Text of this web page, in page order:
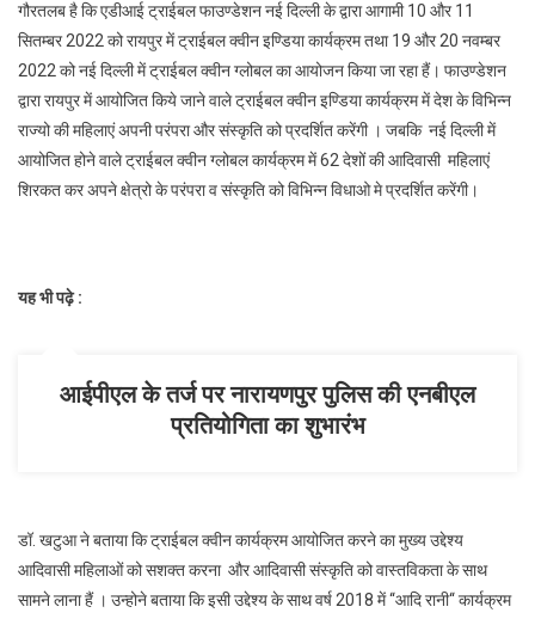
गौरतलब है कि एडीआई ट्राईबल फाउण्डेशन नई दिल्ली के द्वारा आगामी 10 और 11
सितम्बर 2022 को रायपुर में ट्राईबल क्वीन इण्डिया कार्यक्रम तथा 19 और 20 नवम्बर
2022 को नई दिल्ली में ट्राईबल क्वीन ग्लोबल का आयोजन किया जा रहा हैं। फाउण्डेशन
द्वारा रायपुर में आयोजित किये जाने वाले ट्राईबल क्वीन इण्डिया कार्यक्रम में देश के विभिन्न
राज्यो की महिलाएं अपनी परंपरा और संस्कृति को प्रदर्शित करेंगी । जबकि नई दिल्ली में
आयोजित होने वाले ट्राईबल क्वीन ग्लोबल कार्यक्रम में 62 देशों की आदिवासी महिलाएं
शिरकत कर अपने क्षेत्रो के परंपरा व संस्कृति को विभिन्न विधाओ मे प्रदर्शित करेंगी।
यह भी पढ़े :
आईपीएल के तर्ज पर नारायणपुर पुलिस की एनबीएल
प्रतियोगिता का शुभारंभ
डॉ. खटुआ ने बताया कि ट्राईबल क्वीन कार्यक्रम आयोजित करने का मुख्य उद्देश्य
आदिवासी महिलाओं को सशक्त करना और आदिवासी संस्कृति को वास्तविकता के साथ
सामने लाना हैं । उन्होने बताया कि इसी उद्देश्य के साथ वर्ष 2018 में ‘‘आदि रानी‘‘ कार्यक्रम